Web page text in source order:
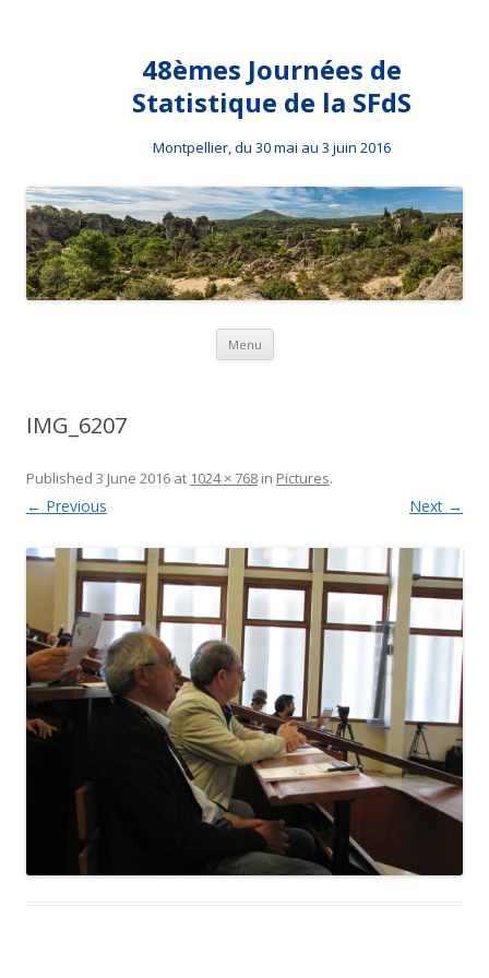
48èmes Journées de
Statistique de la SFdS
Montpellier, du 30 mai au 3 juin 2016
Menu Skip to content
IMG_6207
Published 3 June 2016 at 1024 × 768 in Pictures.
← Previous Next →